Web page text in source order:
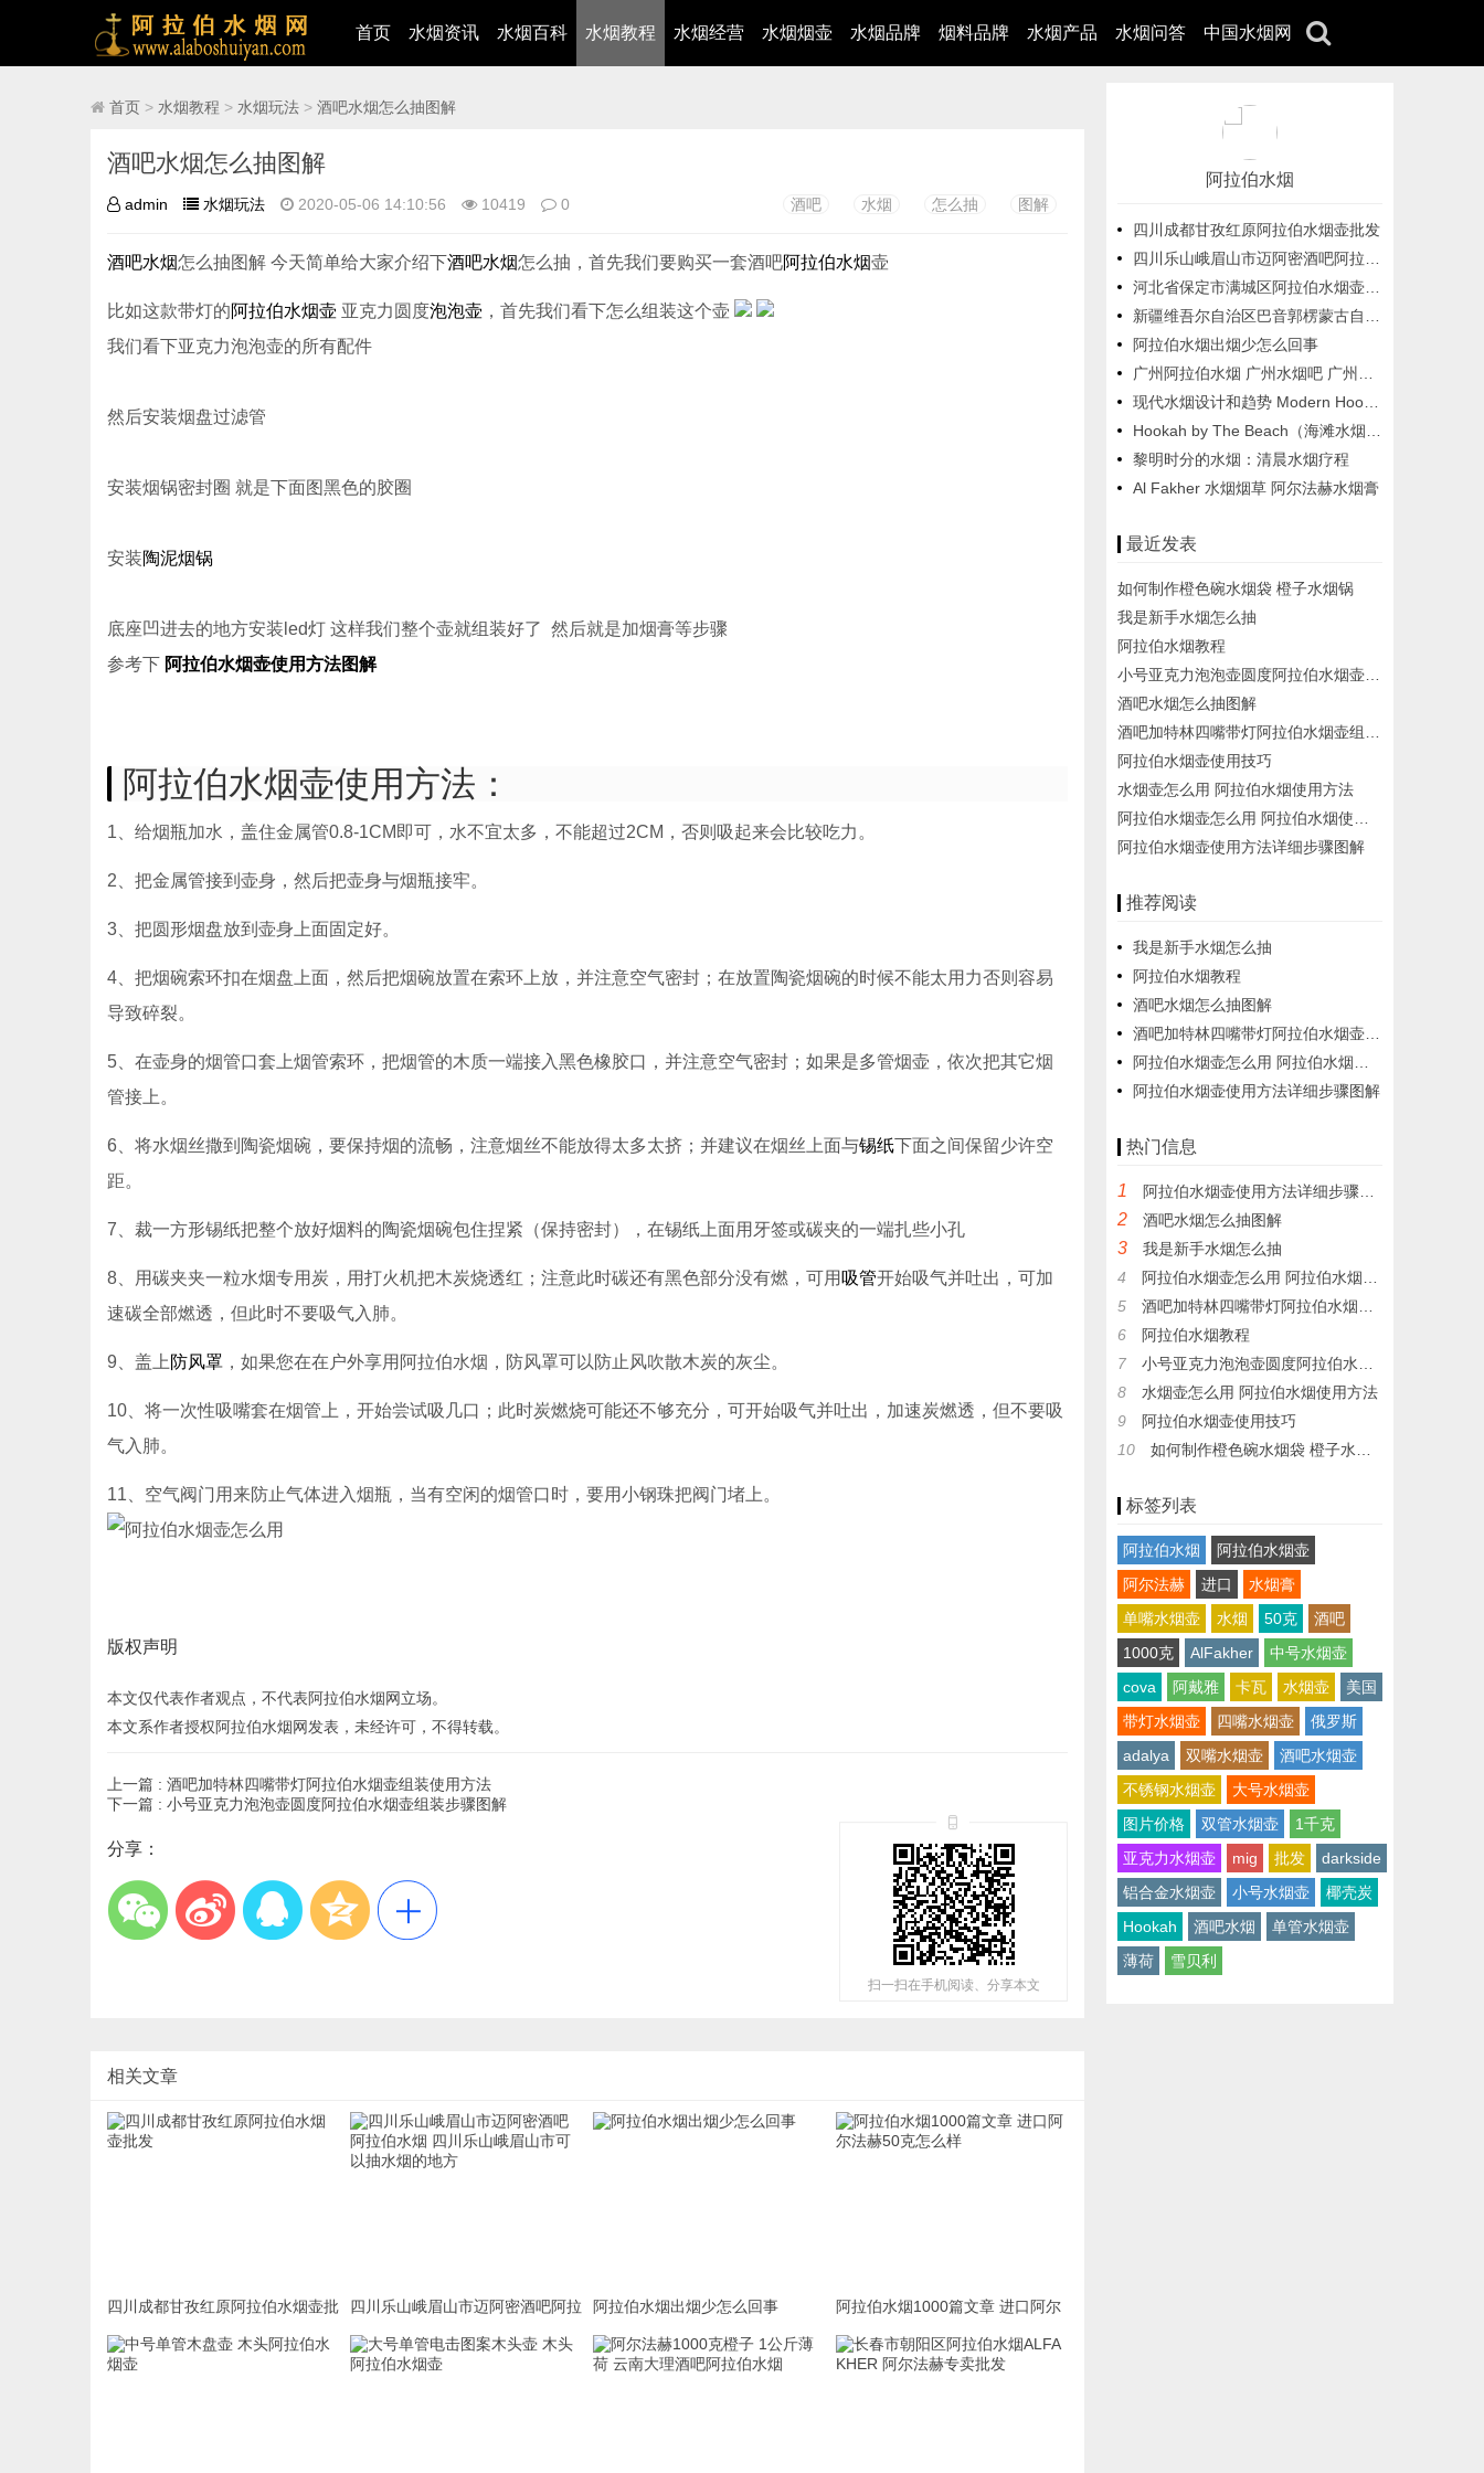
首页 水烟资讯 水烟百科 水烟教程 水烟经营 水烟烟壶 水烟品牌 烟料品牌 水烟产品 水烟问答 中国水烟网
首页 > 水烟教程 > 水烟玩法 > 酒吧水烟怎么抽图解
酒吧水烟怎么抽图解
admin 水烟玩法 2020-05-06 14:10:56 10419 0 酒吧 水烟 怎么抽 图解
酒吧水烟怎么抽图解 今天简单给大家介绍下酒吧水烟怎么抽，首先我们要购买一套酒吧阿拉伯水烟壶
比如这款带灯的阿拉伯水烟壶 亚克力圆度泡泡壶 ，首先我们看下怎么组装这个壶
我们看下亚克力泡泡壶的所有配件
然后安装烟盘过滤管
安装烟锅密封圈 就是下面图黑色的胶圈
安装陶泥烟锅
底座凹进去的地方安装led灯 这样我们整个壶就组装好了 然后就是加烟膏等步骤
参考下 阿拉伯水烟壶使用方法图解
阿拉伯水烟壶使用方法：
1、给烟瓶加水，盖住金属管0.8-1CM即可，水不宜太多，不能超过2CM，否则吸起来会比较吃力。
2、把金属管接到壶身，然后把壶身与烟瓶接牢。
3、把圆形烟盘放到壶身上面固定好。
4、把烟碗索环扣在烟盘上面，然后把烟碗放置在索环上放，并注意空气密封；在放置陶瓷烟碗的时候不能太用力否则容易
导致碎裂。
5、在壶身的烟管口套上烟管索环，把烟管的木质一端接入黑色橡胶口，并注意空气密封；如果是多管烟壶，依次把其它烟
管接上。
6、将水烟丝撒到陶瓷烟碗，要保持烟的流畅，注意烟丝不能放得太多太挤；并建议在烟丝上面与锡纸下面之间保留少许空
距。
7、裁一方形锡纸把整个放好烟料的陶瓷烟碗包住捏紧（保持密封），在锡纸上面用牙签或碳夹的一端扎些小孔
8、用碳夹夹一粒水烟专用炭，用打火机把木炭烧透红；注意此时碳还有黑色部分没有燃，可用 吸管开始吸气并吐出，可加
速碳全部燃透，但此时不要吸气入肺。
9、盖上 防风罩 ，如果您在在户外享用阿拉伯水烟，防风罩可以防止风吹散木炭的灰尘。
10、将一次性吸嘴套在烟管上，开始尝试吸几口；此时炭燃烧可能还不够充分，可开始吸气并吐出，加速炭燃透，但不要吸
气入肺。
11、空气阀门用来防止气体进入烟瓶，当有空闲的烟管口时，要用小钢珠把阀门堵上。
版权声明
本文仅代表作者观点，不代表阿拉伯水烟网立场。
本文系作者授权阿拉伯水烟网发表，未经许可，不得转载。
上一篇 : 酒吧加特林四嘴带灯阿拉伯水烟壶组装使用方法
下一篇 : 小号亚克力泡泡壶圆度阿拉伯水烟壶组装步骤图解
分享：
扫一扫在手机阅读、分享本文
相关文章
四川成都甘孜红原阿拉伯水烟壶批
发
四川乐山峨眉山市迈阿密酒吧阿拉
伯水烟 四川乐山峨眉山市可以抽
水烟的地方
阿拉伯水烟出烟少怎么回事
阿拉伯水烟1000篇文章 进口阿尔
法赫50克怎么样
阿拉伯水烟
四川成都甘孜红原阿拉伯水烟壶批发
四川乐山峨眉山市迈阿密酒吧阿拉伯水烟 四川乐山峨眉山市可以抽水烟的地方
河北省保定市满城区阿拉伯水烟壶 酒吧抽水烟的地方
新疆维吾尔自治区巴音郭楞蒙古自治州库尔勒市阿拉伯水烟
阿拉伯水烟出烟少怎么回事
广州阿拉伯水烟 广州水烟吧 广州酒吧水烟
现代水烟设计和趋势 Modern Hookah Designs and Trends
Hookah by The Beach（海滩水烟酒店）
黎明时分的水烟：清晨水烟疗程
Al Fakher 水烟烟草 阿尔法赫水烟膏
最近发表
如何制作橙色碗水烟袋 橙子水烟锅
我是新手水烟怎么抽
阿拉伯水烟教程
酒吧水烟怎么抽图解
阿拉伯水烟壶使用技巧
水烟壶怎么用 阿拉伯水烟使用方法
阿拉伯水烟壶使用方法详细步骤图解
推荐阅读
我是新手水烟怎么抽
阿拉伯水烟教程
酒吧水烟怎么抽图解
酒吧加特林四嘴带灯阿拉伯水烟壶组装使用方法
阿拉伯水烟壶怎么用 阿拉伯水烟使用方法
阿拉伯水烟壶使用方法详细步骤图解
热门信息
1 阿拉伯水烟壶使用方法详细步骤图解
2 酒吧水烟怎么抽图解
3
我是新手水烟怎么抽
4
阿拉伯水烟壶怎么用 阿拉伯水烟使用方法
5
酒吧加特林四嘴带灯阿拉伯水烟壶组装使用方法
6
阿拉伯水烟教程
7
小号亚克力泡泡壶圆度阿拉伯水烟壶组装步骤图解
8
水烟壶怎么用 阿拉伯水烟使用方法
9
阿拉伯水烟壶使用技巧
10
如何制作橙色碗水烟袋 橙子水烟锅
标签列表
阿拉伯水烟
阿拉伯水烟壶
阿尔法赫
进口
水烟膏
单嘴水烟壶
水烟 50克
酒吧
1000克
AlFakher
中号水烟壶
cova
阿戴雅 卡瓦 水烟壶
美国
带灯水烟壶
四嘴水烟壶
俄罗斯
adalya
双嘴水烟壶
酒吧水烟壶
不锈钢水烟壶
大号水烟壶
图片价格
双管水烟壶
1千克
亚克力水烟壶
mig 批发
darkside
铝合金水烟壶
小号水烟壶
椰壳炭
Hookah
酒吧水烟
单管水烟壶
薄荷
雪贝利